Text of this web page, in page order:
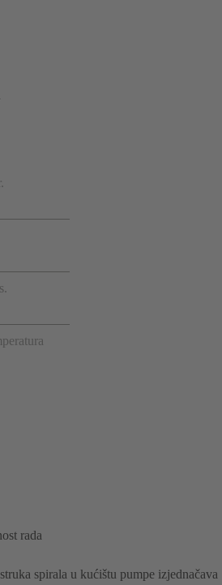
rada
spirala u kućištu pumpe izjednačava